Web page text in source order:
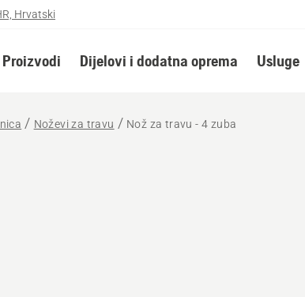
Hrvatski
Proizvodi Dijelovi i dodatna oprema Usluge
Noževi za travu Nož za travu - 4 zuba